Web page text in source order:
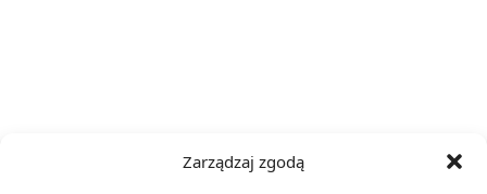
Zarządzaj zgodą